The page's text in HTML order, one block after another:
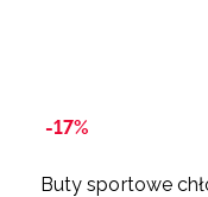
-17%
Buty sportowe